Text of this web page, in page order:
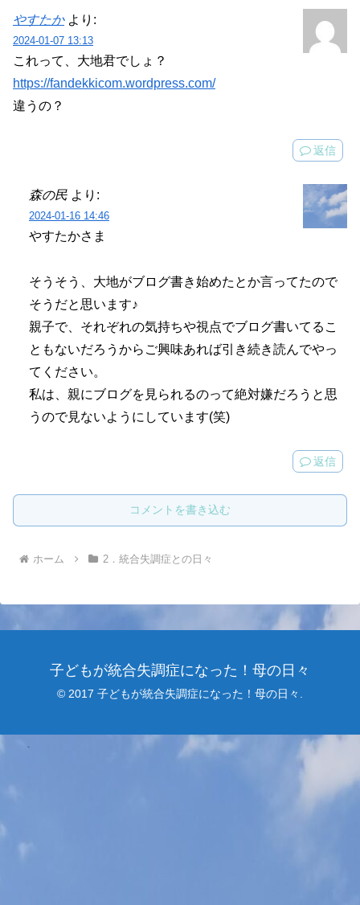
やすたか より:
2024-01-07 13:13
これって、大地君でしょ？
https://fandekkicom.wordpress.com/
違うの？
返信
森の民 より:
2024-01-16 14:46
やすたかさま
そうそう、大地がブログ書き始めたとか言ってたので
そうだと思います♪
親子で、それぞれの気持ちや視点でブログ書いてるこ
ともないだろうからご興味あれば引き続き読んでやっ
てください。
私は、親にブログを見られるのって絶対嫌だろうと思
うので見ないようにしています(笑)
返信
コメントを書き込む
ホーム 2．統合失調症との日々
子どもが統合失調症になった！母の日々
© 2017 子どもが統合失調症になった！母の日々.